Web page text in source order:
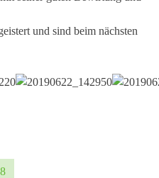
und sind beim nächsten